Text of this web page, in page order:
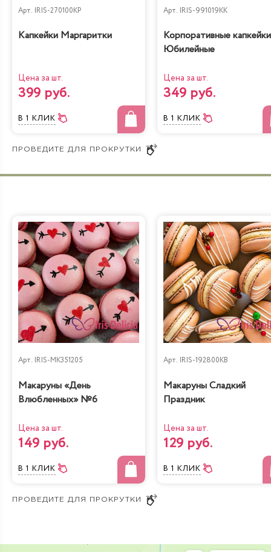
Арт. IRIS-270100KP
Капкейки Маргаритки
Цена за шт.
399 руб.
В 1 КЛИК
Арт. IRIS-991019KK
Корпоративные капкейки
Юбилейные
Цена за шт.
349 руб.
В 1 КЛИК
Арт. IRIS-MK351205
Макаруны «День
Влюбленных» №6
Цена за шт.
149 руб.
В 1 КЛИК
Арт. IRIS-192800KB
Макаруны Сладкий
Праздник
Цена за шт.
129 руб.
В 1 КЛИК